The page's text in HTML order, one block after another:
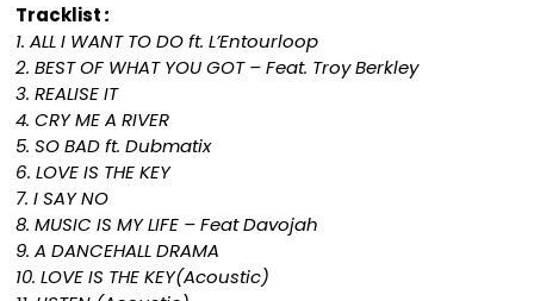
Tracklist:
1. ALL I WANT TO DO ft. L’Entourloop
2. BEST OF WHAT YOU GOT – Feat. Troy Berkley
3. REALISE IT
4. CRY ME A RIVER
5. SO BAD ft. Dubmatix
6. LOVE IS THE KEY
7. I SAY NO
8. MUSIC IS MY LIFE – Feat Davojah
9. A DANCEHALL DRAMA
10. LOVE IS THE KEY(Acoustic)